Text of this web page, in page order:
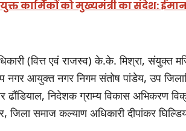
कार्मिकों को मुख्यमंत्री का संदेश:
(वित्त एवं राजस्व) के.के. मिश्रा, संयुक्त
नगर आयुक्त नगर निगम संतोष पांडेय, उप
ढौंडियाल, निदेशक ग्राम्य विकास अभिकरण
जिला समाज कल्याण अधिकारी दीपांकर